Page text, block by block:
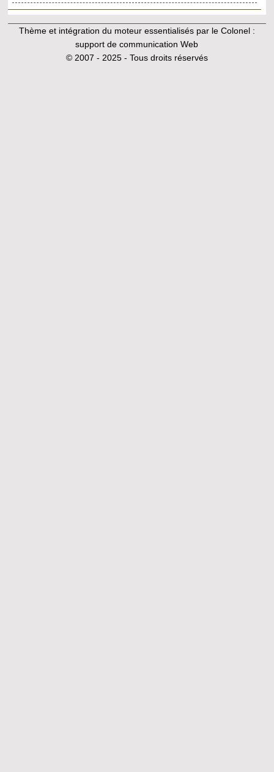
Thème et intégration du moteur essentialisés par le Colonel :
support de communication Web
© 2007 - 2025 - Tous droits réservés